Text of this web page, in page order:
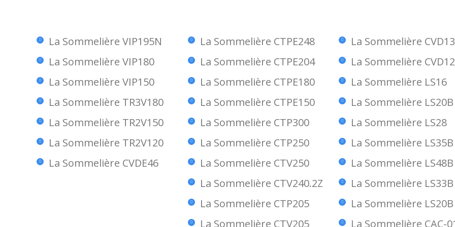
La Sommelière VIP195N
La Sommelière VIP180
La Sommelière VIP150
La Sommelière TR3V180
La Sommelière TR2V150
La Sommelière TR2V120
La Sommelière CVDE46
La Sommelière CTPE248
La Sommelière CTPE204
La Sommelière CTPE180
La Sommelière CTPE150
La Sommelière CTP300
La Sommelière CTP250
La Sommelière CTV250
La Sommelière CTV240.2Z
La Sommelière CTP205
La Sommelière CTV205
La Sommelière
La Sommelière
La Sommelière LS16
La Sommelière LS20B
La Sommelière LS28
La Sommelière LS35B
La Sommelière LS48B
La Sommelière LS33B
La Sommelière LS20B
La Sommelière CAC-
Fernando
Francisco Perez